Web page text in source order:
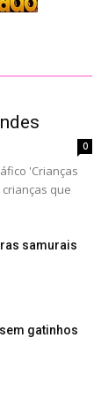
0
'Crianças
que
samurais
gatinhos